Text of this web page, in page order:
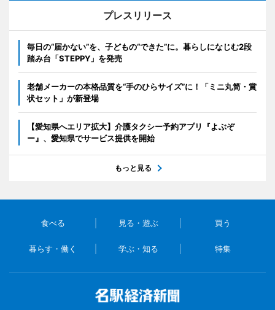
プレスリリース
毎日の“届かない”を、子どもの“できた”に。暮らしになじむ2段
踏み台「STEPPY」を発売
老舗メーカーの本格品質を“手のひらサイズ”に！「ミニ丸筒・賞
状セット」が新登場
【愛知県へエリア拡大】介護タクシー予約アプリ『よぶぞ
ー』、愛知県でサービス提供を開始
もっと見る
食べる 見る・遊ぶ 買う
暮らす・働く 学ぶ・知る 特集